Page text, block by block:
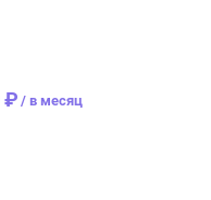
₽/ в месяц